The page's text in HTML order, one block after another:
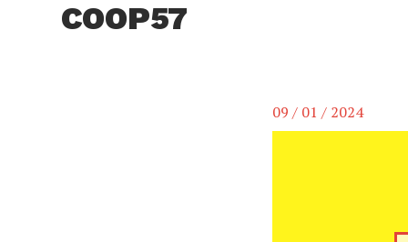
COOP57
09 / 01 / 2024